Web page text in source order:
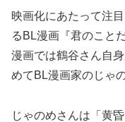
映画化にあたって注
るBL漫画『君のこと
漫画では鶴谷さん自
めてBL漫画家のじゃ
じゃのめさんは「黄